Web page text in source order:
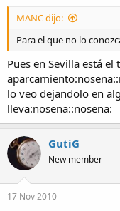
MANC dijo:
Para el que no lo
Pues en Sevilla está el
lo veo dejandolo en
lleva:nosena::nosena:
GutiG
New member
17 Nov 2010